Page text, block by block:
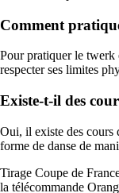
Comment
Pour pratiquer le twerk
respecter ses limites
Existe-t-il des
Oui, il existe des cours
forme de danse de
Tirage Coupe de
la télécommande